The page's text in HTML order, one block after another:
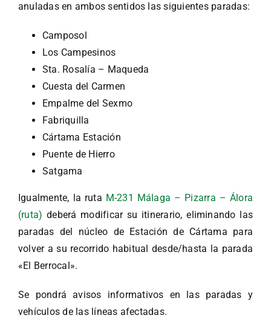
anuladas en ambos sentidos las siguientes paradas:
Camposol
Los Campesinos
Sta. Rosalía – Maqueda
Cuesta del Carmen
Empalme del Sexmo
Fabriquilla
Cártama Estación
Puente de Hierro
Satgama
Igualmente, la ruta M-231 Málaga – Pizarra – Álora
(ruta) deberá modificar su itinerario, eliminando las
paradas del núcleo de Estación de Cártama para
volver a su recorrido habitual desde/hasta la parada
«El Berrocal».
Se pondrá avisos informativos en las paradas y
vehículos de las líneas afectadas.